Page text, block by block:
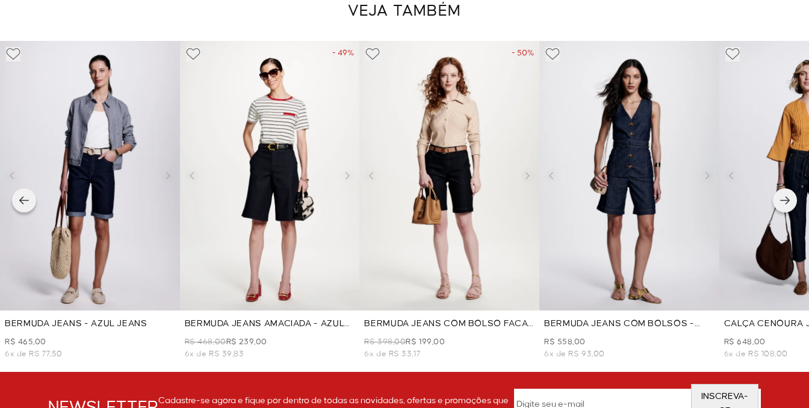
VEJA TAMBÉM
BERMUDA JEANS - AZUL JEANS
R$ 465,00
6x de R$ 77,50
- 49%
BERMUDA JEANS AMACIADA - AZUL
JEANS
R$ 468,00R$ 239,00
6x de R$ 39,83
- 50%
BERMUDA JEANS COM BOLSO FACA
- AZUL JEANS
R$ 398,00R$ 199,00
6x de R$ 33,17
BERMUDA JEANS COM BOLSOS -
AZUL JEANS
R$ 558,00
6x de R$ 93,00
CALÇA CENOURA
CINTINHO - AZUL
R$ 648,00
6x de R$ 108,00
Cadastre-se agora e fique por dentro de todas as novidades, ofertas e promoções que
INSCREVA-